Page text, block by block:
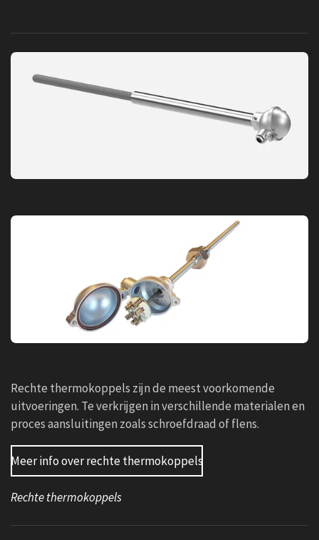
Rechte thermokoppels zijn de meest voorkomende
uitvoeringen. Te verkrijgen in verschillende materialen en
proces aansluitingen zoals schroefdraad of flens.
Meer info over rechte thermokoppels
Rechte thermokoppels